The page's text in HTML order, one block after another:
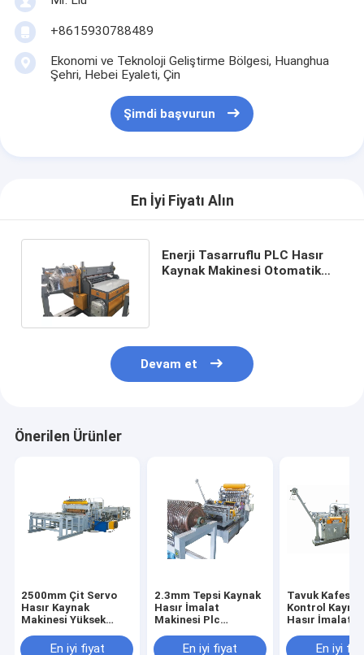
+8615930788489
Ekonomi ve Teknoloji Geliştirme Bölgesi, Huanghua
Şehri, Hebei Eyaleti, Çin
Şimdi başvurun
En İyi Fiyatı Alın
Enerji Tasarruflu PLC Hasır
Kaynak Makinesi Otomatik
Devam et
Önerilen Ürünler
2500mm Çit Servo
Hasır Kaynak
Makinesi Yüksek
En iyi fiyat
2.3mm Tepsi Kaynak
Hasır İmalat
Makinesi Plc
En iyi fiyat
Tavuk Kafesi
Kontrol
Hasır İmalat
Hızlı
En iyi